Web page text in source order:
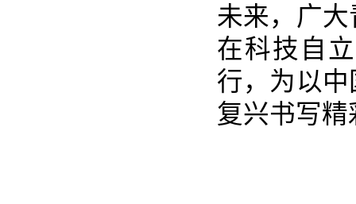
未来，广
在科技自
行，为以
复兴书写精